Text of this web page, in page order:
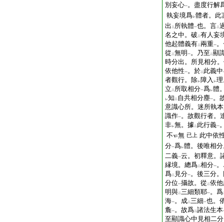
別妄心一。盡度行解
執妄境爲レ體者。此
出 二 所執體一也。言二
名之中。破 二有人妄
他起體義有二兩重一
從 二無明 一。乃至 二顯
時分出。所見相分
依他性一。於二 此義中
者觀行。除レ障入 レ
立 二 所取相分一爲レ體
レ知 二 自共相分塵一。
意識心所。迷所執
識作一。故觀行者。
非レ無。據二 此行義一
不
無 已上 此中依
分一爲レ體。後唯相
二義一云。初釋意。
縁境。總爲二相分一
爲二 見分一。後三分
分位一攝故。從 二依
明與二三細類耶一。爲
海一。成二三細一也。
麁一。故爲二諸法生本
至顯識心中見相二